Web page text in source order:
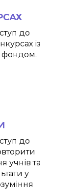
до
із
фондом.
до
учнів та
у